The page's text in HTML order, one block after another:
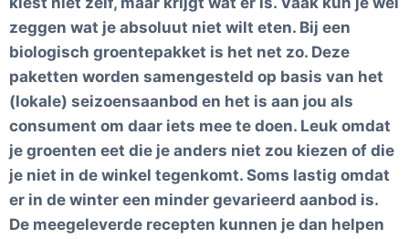
zeggen wat je absoluut niet wilt eten. Bij een
biologisch groentepakket is het net zo. Deze
paketten worden samengesteld op basis van het
(lokale) seizoensaanbod en het is aan jou als
consument om daar iets mee te doen. Leuk omdat
je groenten eet die je anders niet zou kiezen of die
je niet in de winkel tegenkomt. Soms lastig omdat
er in de winter een minder gevarieerd aanbod is.
De meegeleverde recepten kunnen je dan helpen